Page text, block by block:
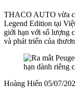
THACO AUTO vừa
Legend Edition tại
giới hạn với số lượng
và phát triển của
Hoàng Hiển 05/07/